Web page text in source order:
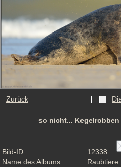
Zurück
so nicht... Kegelrobben
Bild-ID:
12338
Name des Albums:
Raubtiere